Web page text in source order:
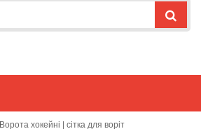
Ворота хокейні | сітка для воріт